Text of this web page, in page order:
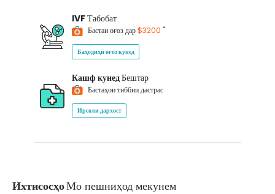
IVFТабобат
Бастаи оғоз дар$3200 *
Баҳодиҳӣ оғоз кунед
Кашф кунедБештар
Бастаҳои тиббии дастрас
Ирсоли дархост
ИхтисосҳоМо пешниҳод мекунем